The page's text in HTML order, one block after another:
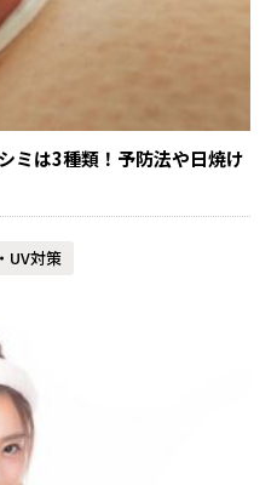
ミは3種類！予防法や日焼け
UV対策